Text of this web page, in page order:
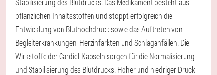
Stabilisierung des Blutdrucks. Das Medikament besteht aus
pflanzlichen Inhaltsstoffen und stoppt erfolgreich die
Entwicklung von Bluthochdruck sowie das Auftreten von
Begleiterkrankungen, Herzinfarkten und Schlaganfällen. Die
Wirkstoffe der Cardiol-Kapseln sorgen für die Normalisierung
und Stabilisierung des Blutdrucks. Hoher und niedriger Druck